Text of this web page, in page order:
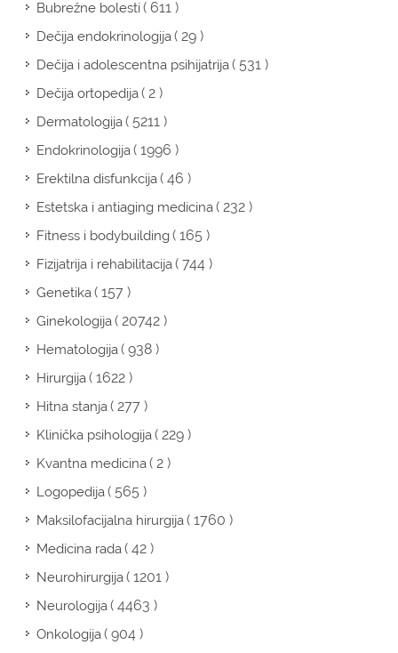
Bubrežne bolesti( 611 )
Dečija endokrinologija( 29 )
Dečija i adolescentna psihijatrija( 531 )
Dečija ortopedija( 2 )
Dermatologija( 5211 )
Endokrinologija( 1996 )
Erektilna disfunkcija( 46 )
Estetska i antiaging medicina( 232 )
Fitness i bodybuilding( 165 )
Fizijatrija i rehabilitacija( 744 )
Genetika( 157 )
Ginekologija( 20742 )
Hematologija( 938 )
Hirurgija( 1622 )
Hitna stanja( 277 )
Klinička psihologija( 229 )
Kvantna medicina( 2 )
Logopedija( 565 )
Maksilofacijalna hirurgija( 1760 )
Medicina rada( 42 )
Neurohirurgija( 1201 )
Neurologija( 4463 )
Onkologija( 904 )